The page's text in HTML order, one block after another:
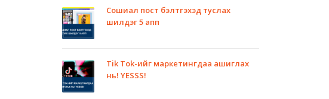
Сошиал пост бэлтгэхэд туслах
шилдэг 5 апп
Tik Tok-ийг маркетингдаа ашиглах
нь! YESSS!